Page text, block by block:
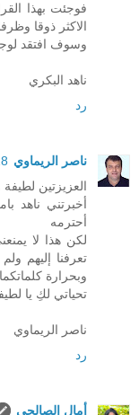
فوجئت بهذا
الاكثر ذوقا
وسوف افتقد
ناهد البكري
رد
ناصر الريماوي 28
العزيزتين
أخبرتني ناهد
أحترمه
لكن هذا لا
تعرفنا إليهم
وبحرارة
تحياتي لكِ يا
ناصر الريماوي
رد
أمال الصالحي